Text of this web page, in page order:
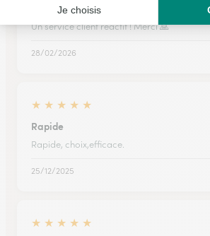
Service client
Un service client réactif ! Merci 🙏
28/02/2026
★ ★ ★ ★ ★
Rapide
Rapide, choix,efficace.
25/12/2025
★ ★ ★ ★ ★